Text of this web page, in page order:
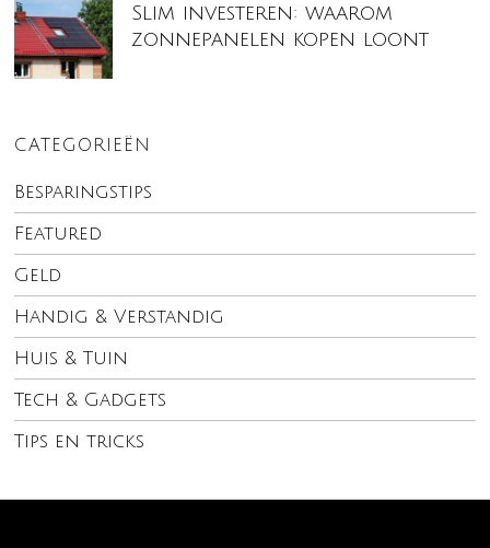
Slim investeren: waarom
zonnepanelen kopen loont
CATEGORIEËN
Besparingstips
Featured
Geld
Handig & Verstandig
Huis & Tuin
Tech & Gadgets
Tips en tricks